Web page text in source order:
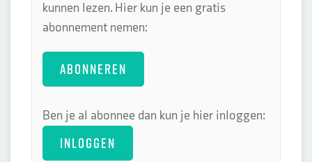
kunnen lezen. Hier kun je een gratis
abonnement nemen:
ABONNEREN
Ben je al abonnee dan kun je hier inloggen:
INLOGGEN